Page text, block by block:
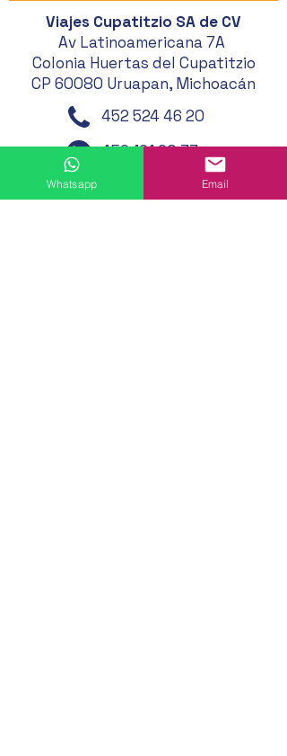
Viajes Cupatitzio SA de CV
Av Latinoamericana 7A
Colonia Huertas del Cupatitzio
CP 60080 Uruapan, Michoacán
452 524 46 20
452 121 20 33
Whatsapp Email